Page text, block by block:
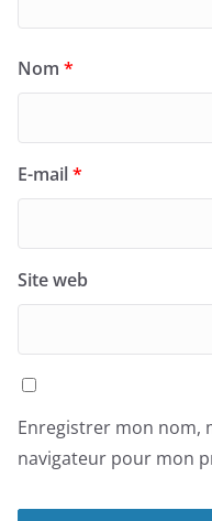
Nom *
E-mail*
Site web
Enregistrer mon nom,
navigateur pour mon